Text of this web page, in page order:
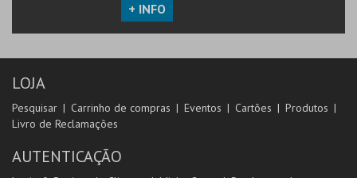
+ INFO
LOJA
Pesquisar Carrinho de compras Eventos Cartões
Produtos
Livro de Reclamações
AUTENTICAÇÃO